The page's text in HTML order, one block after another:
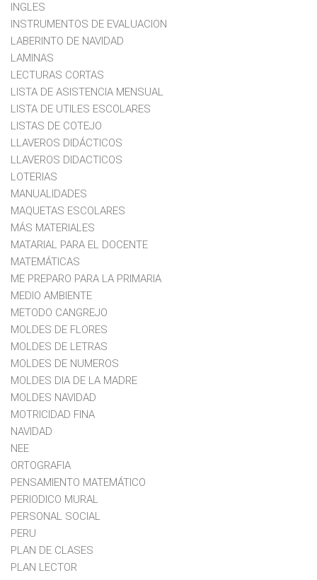
INGLES
INSTRUMENTOS DE EVALUACION
LABERINTO DE NAVIDAD
LAMINAS
LECTURAS CORTAS
LISTA DE ASISTENCIA MENSUAL
LISTA DE UTILES ESCOLARES
LISTAS DE COTEJO
LLAVEROS DIDÁCTICOS
LLAVEROS DIDACTICOS
LOTERIAS
MANUALIDADES
MAQUETAS ESCOLARES
MÁS MATERIALES
MATARIAL PARA EL DOCENTE
MATEMÁTICAS
ME PREPARO PARA LA PRIMARIA
MEDIO AMBIENTE
METODO CANGREJO
MOLDES DE FLORES
MOLDES DE LETRAS
MOLDES DE NUMEROS
MOLDES DIA DE LA MADRE
MOLDES NAVIDAD
MOTRICIDAD FINA
NAVIDAD
NEE
ORTOGRAFIA
PENSAMIENTO MATEMÁTICO
PERIODICO MURAL
PERSONAL SOCIAL
PERU
PLAN DE CLASES
PLAN LECTOR